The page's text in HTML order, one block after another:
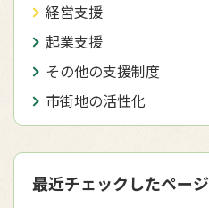
経営支援
起業支援
その他の支援制度
市街地の活性化
最近チェックしたページ